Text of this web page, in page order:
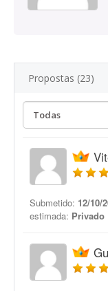
Propostas (23)
Submetido: 12/10/
estimada: Privado